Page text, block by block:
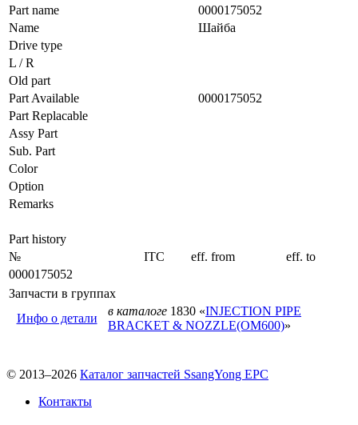
Part name
0000175052
Name
Шайба
Drive type
L / R
Old part
Part Available
0000175052
Part Replacable
Assy Part
Sub. Part
Color
Option
Remarks
Part history
№
ITC eff. from
eff. to
0000175052
Запчасти в группах
Инфо о детали
в каталоге 1830 «INJECTION PIPE
BRACKET & NOZZLE(OM600)»
© 2013–2026 Каталог запчастей SsangYong EPC
Контакты